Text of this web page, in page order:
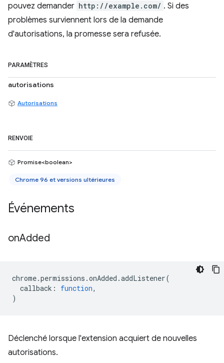
pouvez demander http://example.com/ . Si des
problèmes surviennent lors de la demande
d'autorisations, la promesse sera refusée.
PARAMÈTRES
autorisations
Autorisations
RENVOIE
Promise<boolean>
Chrome 96 et versions ultérieures
Événements
onAdded
chrome.permissions .onAdded .addListener(
callback : function,
)
Déclenché lorsque l'extension acquiert de nouvelles
autorisations.